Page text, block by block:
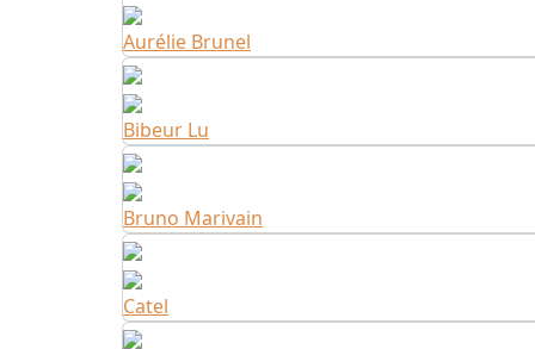
Aurélie Brunel
Bibeur Lu
Bruno Marivain
Catel